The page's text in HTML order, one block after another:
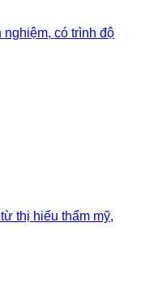
có trình độ
thị hiếu thẩm mỹ,